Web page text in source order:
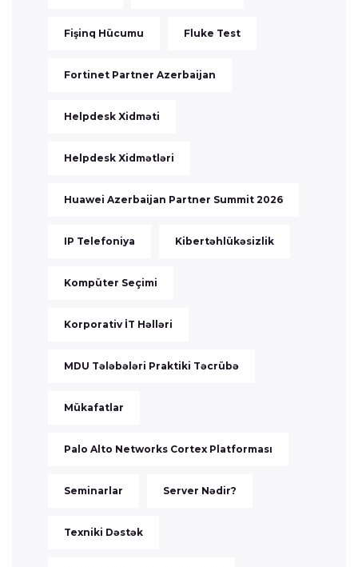
Fişinq Hücumu Fluke Test
Fortinet Partner Azerbaijan
Helpdesk Xidməti
Helpdesk Xidmətləri
Huawei Azerbaijan Partner Summit 2026
IP Telefoniya Kibertəhlükəsizlik
Kompüter Seçimi
Korporativ İT Həlləri
MDU Tələbələri Praktiki Təcrübə
Mükafatlar
Palo Alto Networks Cortex Platforması
Seminarlar Server Nədir?
Texniki Dəstək